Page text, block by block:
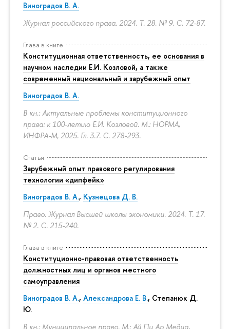
Виноградов В. А.
Журнал российского права. 2024. Т. 28. № 9. С. 72-87.
Глава в книге
Конституционная ответственность, ее основания в
научном наследии Е.И. Козловой, а также
современный национальный и зарубежный опыт
Виноградов В. А.
В кн.: Актуальные проблемы конституционного
права: к 100-летию Е.И. Козловой. М.: НОРМА,
ИНФРА-М, 2025. Гл. 3.7. С. 278-293.
Статья
Зарубежный опыт правового регулирования
технологии «дипфейк»
Виноградов В. А., Кузнецова Д. В.
Право. Журнал Высшей школы экономики. 2024. Т. 17.
№ 2. С. 215-240.
Глава в книге
Конституционно-правовая ответственность
должностных лиц и органов местного
самоуправления
Виноградов В. А., Александрова Е. В., Степанюк Д.
Ю.
В кн.: Муниципальное право. М.: Ай Пи Ар Медиа,